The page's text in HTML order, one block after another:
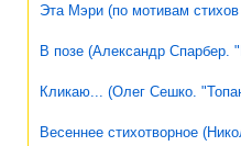
Эта Мэри (по мотивам
В позе (Александр
Кликаю... (Олег Сешко.
Весеннее стихотворное